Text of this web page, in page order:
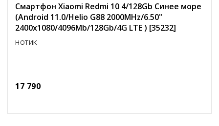
Смартфон Xiaomi Redmi 10 4/128Gb Синее море
(Android 11.0/Helio G88 2000MHz/6.50"
2400x1080/4096Mb/128Gb/4G LTE ) [35232]
НОТИК
17 790